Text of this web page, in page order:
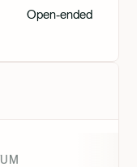
Open-ended